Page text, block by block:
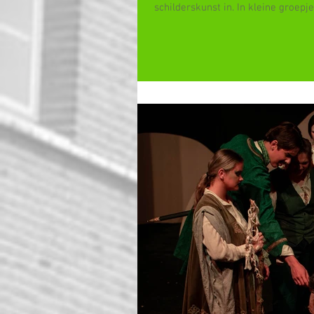
schilderskunst in. In kleine